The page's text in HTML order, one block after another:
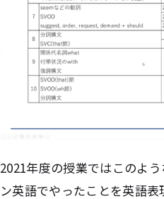
2021年度の授業ではこのよ
ン英語でやったことを英語